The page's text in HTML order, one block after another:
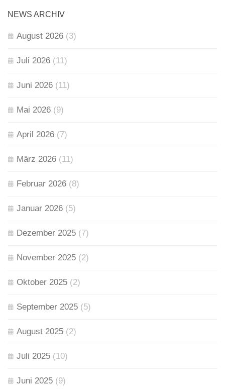
NEWS ARCHIV
August 2026 (3)
Juli 2026 (11)
Juni 2026 (11)
Mai 2026 (9)
April 2026 (7)
März 2026 (11)
Februar 2026 (8)
Januar 2026 (5)
Dezember 2025 (7)
November 2025 (2)
Oktober 2025 (2)
September 2025 (5)
August 2025 (2)
Juli 2025 (10)
Juni 2025 (9)